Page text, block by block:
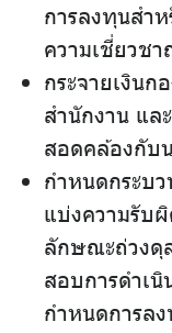
การลงทุนสำ
ความเชี่ยวชา
กระจายเงินก
สำนักงาน แล
สอดคล้องกับ
กำหนดกระบ
แบ่งความรับ
ลักษณะถ่วงดุ
สอบการดำเ
กำหนดการลง